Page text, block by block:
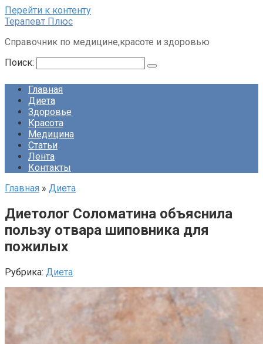
Перейти к контенту
Терапевт Плюс
Справочник по медицине,красоте и здоровью
Поиск:
Главная
Диета
Здоровье
Красота
Медицина
Статьи
Лента
Контакты
Главная » Диета
Диетолог Соломатина объяснила
пользу отвара шиповника для
пожилых
Рубрика: Диета